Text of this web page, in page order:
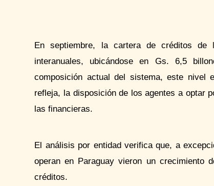
En septiembre, la cartera de créditos de
interanuales, ubicándose en Gs. 6,5
composición actual del sistema, este
refleja, la disposición de los agentes a optar
las financieras.
El análisis por entidad verifica que, a
operan en Paraguay vieron un
créditos.